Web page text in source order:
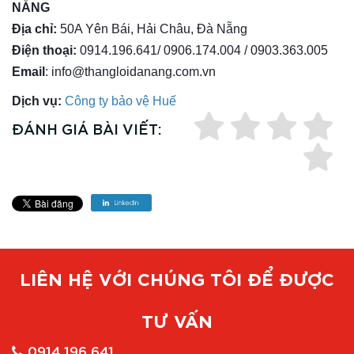
NẴNG
Địa chỉ: 50A Yên Bái, Hải Châu, Đà Nẵng
Điện thoại: 0914.196.641/ 0906.174.004 / 0903.363.005
Email : info@thangloidanang.com.vn
Dịch vụ: Công ty bảo vệ Huế
ĐÁNH GIÁ BÀI VIẾT:
LIÊN HỆ VỚI CHÚNG TÔI ĐỂ ĐƯỢC
TƯ VẤN
0914 196 641